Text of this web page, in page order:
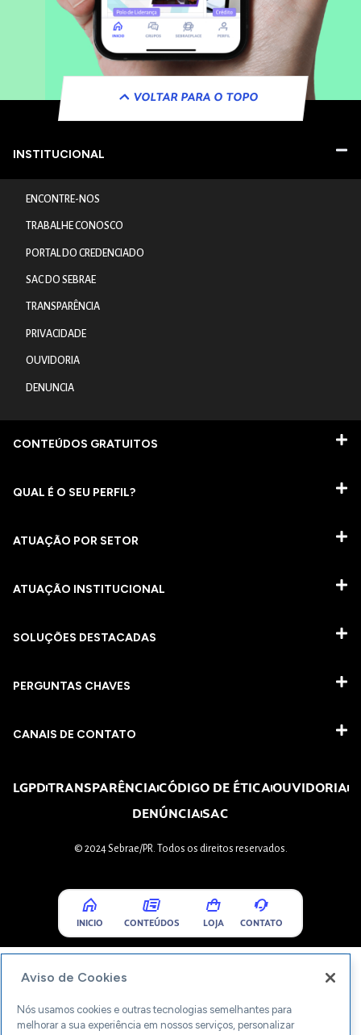
VOLTAR PARA O TOPO
INSTITUCIONAL
ENCONTRE-NOS
TRABALHE CONOSCO
PORTAL DO CREDENCIADO
SAC DO SEBRAE
TRANSPARÊNCIA
PRIVACIDADE
OUVIDORIA
DENUNCIA
CONTEÚDOS GRATUITOS
QUAL É O SEU PERFIL?
ATUAÇÃO POR SETOR
ATUAÇÃO INSTITUCIONAL
SOLUÇÕES DESTACADAS
PERGUNTAS CHAVES​
CANAIS DE CONTATO
LGPDTRANSPARÊNCIACÓDIGO DE ÉTICAOUVIDORIA
DENÚNCIASAC
© 2024 Sebrae/PR. Todos os direitos reservados.
INICIO CONTEÚDOS LOJA CONTATO
Aviso de Cookies
Nós usamos cookies e outras tecnologias semelhantes para
melhorar a sua experiência em nossos serviços, personalizar